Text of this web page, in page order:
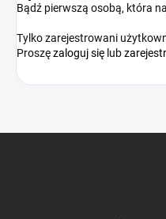
Bądź pierwszą osobą, która
Tylko zarejestrowani
Proszęzaloguj się lub